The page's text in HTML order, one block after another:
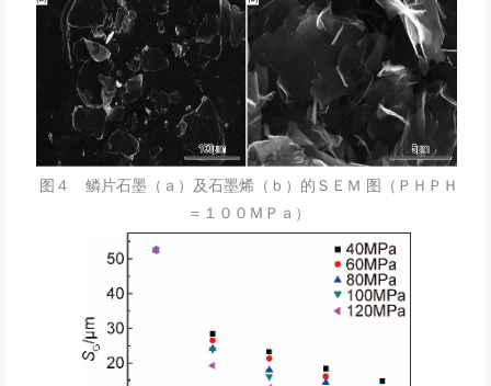
图４ 鳞片石墨（ａ）及石墨烯（ｂ）的ＳＥＭ 图（ＰＨＰＨ
＝１００ＭＰａ）